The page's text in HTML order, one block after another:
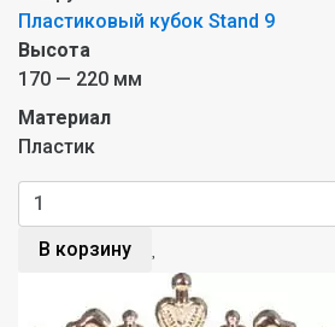
Пластиковый кубок Stand 9
Высота
170 — 220 мм
Материал
Пластик
В корзину